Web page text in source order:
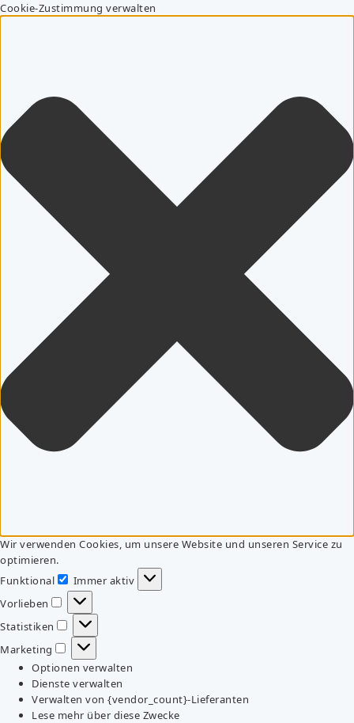
Cookie-Zustimmung verwalten
Wir verwenden Cookies, um unsere Website und unseren Service zu
optimieren.
Funktional
Funktional
Immer aktiv
Vorlieben
Vorlieben
Statistiken
Statistiken
Marketing
Marketing
Optionen verwalten
Dienste verwalten
Verwalten von {vendor_count}-Lieferanten
Lese mehr über diese Zwecke